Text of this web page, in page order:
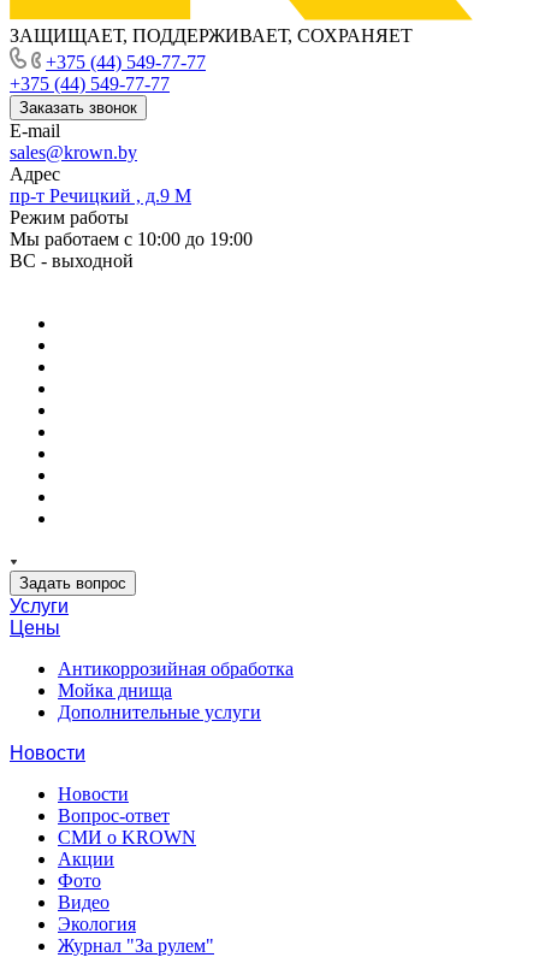
ЗАЩИЩАЕТ, ПОДДЕРЖИВАЕТ, СОХРАНЯЕТ
+375 (44) 549-77-77
+375 (44) 549-77-77
Заказать звонок
E-mail
sales@krown.by
Адрес
пр-т Речицкий , д.9 М
Режим работы
Мы работаем с 10:00 до 19:00
ВС - выходной
Задать вопрос
Услуги
Цены
Антикоррозийная обработка
Мойка днища
Дополнительные услуги
Новости
Новости
Вопрос-ответ
СМИ о KROWN
Акции
Фото
Видео
Экология
Журнал "За рулем"